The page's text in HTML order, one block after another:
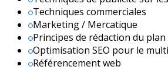
Techniques commerciales
Marketing / Mercatique
Principes de rédaction du plan
Optimisation SEO pour le
Référencement web